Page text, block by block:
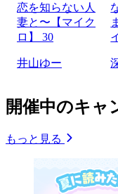
恋を知らない人
妻と〜【マイク
ロ】 30
井山ゆー
開催中のキャ
もっと見る